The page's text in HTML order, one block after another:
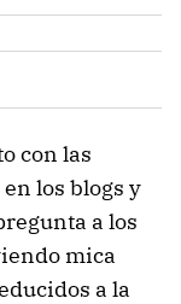
con las
los blogs y
a los
mica
a la